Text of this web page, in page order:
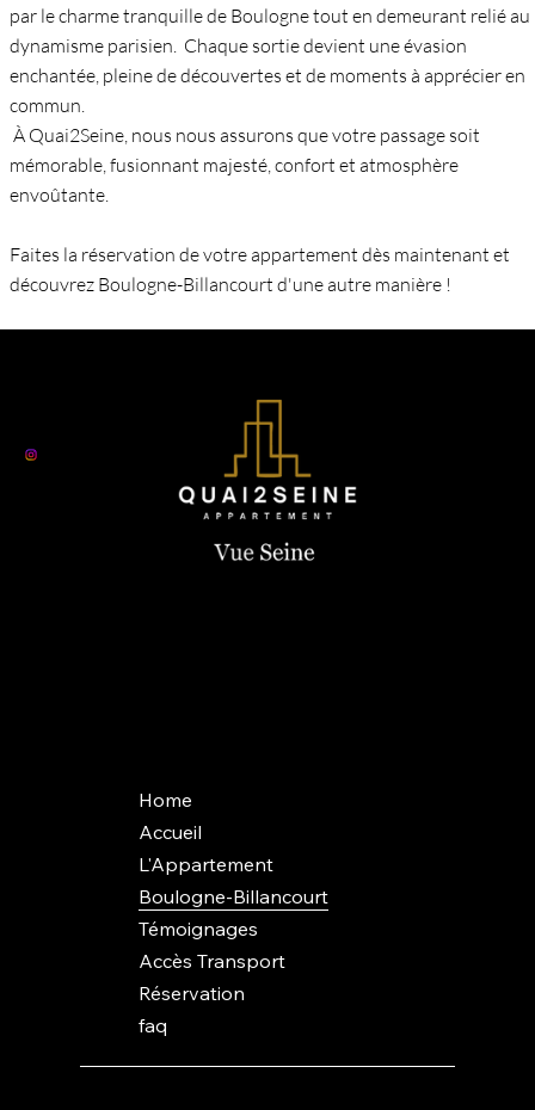
par le charme tranquille de Boulogne tout en demeurant relié au
dynamisme parisien. Chaque sortie devient une évasion
enchantée, pleine de découvertes et de moments à apprécier en
commun.
À Quai2Seine, nous nous assurons que votre passage soit
mémorable, fusionnant majesté, confort et atmosphère
envoûtante.
Faites la réservation de votre appartement dès maintenant et
découvrez Boulogne-Billancourt d'une autre manière !
Home
Accueil
L'Appartement
Boulogne-Billancourt
Témoignages
Accès Transport
Réservation
faq